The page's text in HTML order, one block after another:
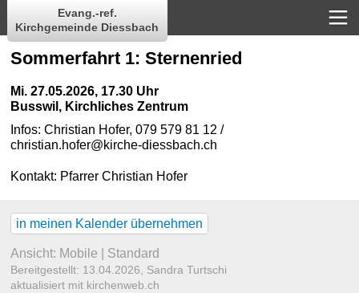
Evang.-ref.
Kirchgemeinde Diessbach
Sommerfahrt 1: Sternenried
Mi. 27.05.2026, 17.30 Uhr
Busswil, Kirchliches Zentrum
Infos: Christian Hofer, 079 579 81 12 /
christian.hofer@kirche-diessbach.ch
Kontakt: Pfarrer Christian Hofer
in meinen Kalender übernehmen
Ansicht: Mobile Standard
Bereitgestellt: 13.04.2026, Sandra Turtschi
aktualisiert mit kirchenweb.ch